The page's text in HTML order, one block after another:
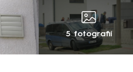
5 fotografií